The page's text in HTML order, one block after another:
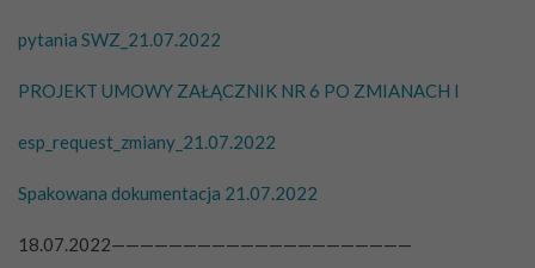
pytania SWZ_21.07.2022
PROJEKT UMOWY ZAŁĄCZNIK NR 6 PO ZMIANACH I
esp_request_zmiany_21.07.2022
Spakowana dokumentacja 21.07.2022
18.07.2022—————————————————————